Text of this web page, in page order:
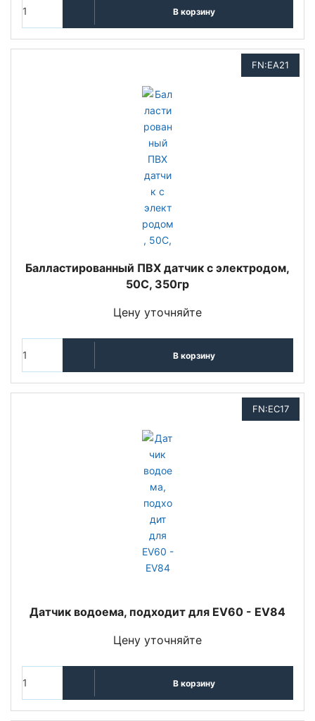
В корзину
FN:EA21
Балластированный ПВХ датчик с электродом,
50C, 350гр
Цену уточняйте
В корзину
FN:EC17
Датчик водоема, подходит для EV60 - EV84
Цену уточняйте
В корзину